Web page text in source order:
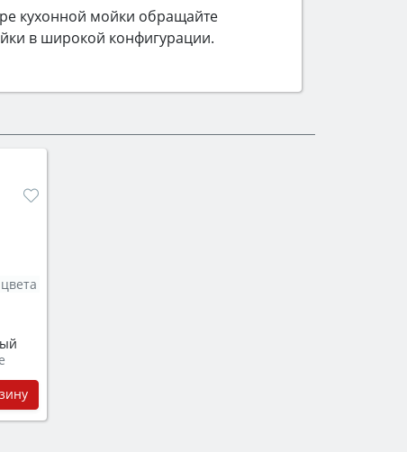
кухонной мойки обращайте
в широкой конфигурации.